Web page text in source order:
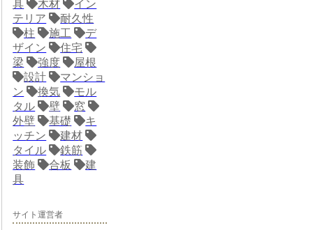
具
木材
イン
テリア
耐久性
柱
施工
デ
ザイン
住宅
梁
強度
屋根
設計
マンショ
ン
換気
モル
タル
壁
窓
外壁
基礎
キ
ッチン
建材
タイル
鉄筋
装飾
合板
建
具
サイト運営者